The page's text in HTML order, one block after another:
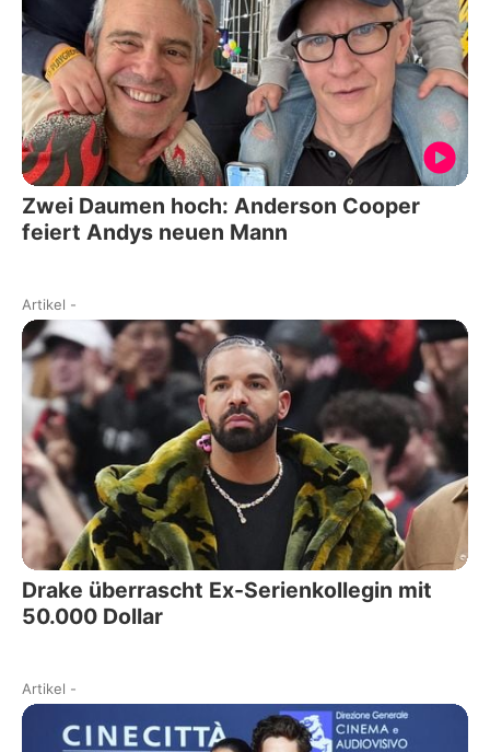
Zwei Daumen hoch: Anderson Cooper
feiert Andys neuen Mann
Artikel -
Drake überrascht Ex-Serienkollegin mit
50.000 Dollar
Artikel -